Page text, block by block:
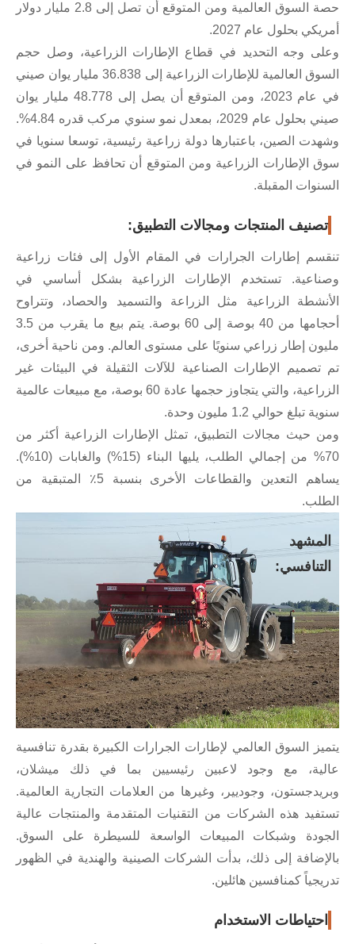
حصة السوق العالمية ومن المتوقع أن تصل إلى 2.8 مليار دولار
بحلول عام 2027.
وجه التحديد في قطاع الإطارات الزراعية، وصل حجم
السوق العالمية للإطارات الزراعية إلى 36.838 مليار يوان صيني
في عام 2023، ومن المتوقع أن يصل إلى 48.778 مليار يوان
صيني بحلول عام 2029، بمعدل نمو سنوي مركب قدره 4.84%.
الصين، باعتبارها دولة زراعية رئيسية، توسعا سنويا في
الإطارات الزراعية ومن المتوقع أن تحافظ على النمو في
المقبلة.
المنتجات ومجالات التطبيق:
إطارات الجرارات في المقام الأول إلى فئات زراعية
تستخدم الإطارات الزراعية بشكل أساسي في
الزراعية مثل الزراعة والتسميد والحصاد، وتتراوح
أحجامها من 40 بوصة إلى 60 بوصة. يتم بيع ما يقرب من 3.5
إطار زراعي سنويًا على مستوى العالم. ومن ناحية أخرى،
الإطارات الصناعية للآلات الثقيلة في البيئات غير
الزراعية، والتي يتجاوز حجمها عادة 60 بوصة، مع مبيعات عالمية
تبلغ حوالي 1.2 مليون وحدة.
حيث مجالات التطبيق، تمثل الإطارات الزراعية أكثر من
70% من إجمالي الطلب، يليها البناء (15%) والغابات (10%).
يساهم التعدين والقطاعات الأخرى بنسبة 5٪ المتبقية من
السوق العالمي لإطارات الجرارات الكبيرة بقدرة تنافسية
مع وجود لاعبين رئيسيين بما في ذلك ميشلان،
وجوديير، وغيرها من العلامات التجارية العالمية.
هذه الشركات من التقنيات المتقدمة والمنتجات عالية
وشبكات المبيعات الواسعة للسيطرة على السوق.
إلى ذلك، بدأت الشركات الصينية والهندية في الظهور
كمنافسين هائلين.
الاستخدام